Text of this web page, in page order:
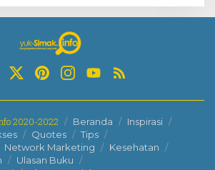
2020-2022 Beranda
Inspirasi
Quotes
Tips
Network Marketing
Kesehatan
Ulasan Buku